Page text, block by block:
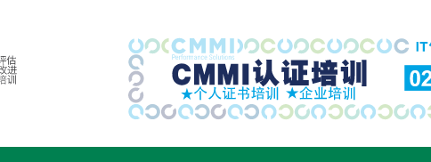
CMMI认证咨询中心官网